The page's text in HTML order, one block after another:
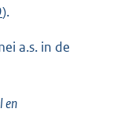
).
a.s. in de
en